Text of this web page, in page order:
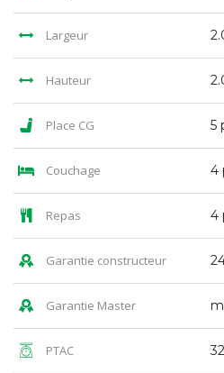
Largeur
Hauteur
Place CG 5
Couchage 4
Repas 4
Garantie constructeur
Garantie Master
PTAC